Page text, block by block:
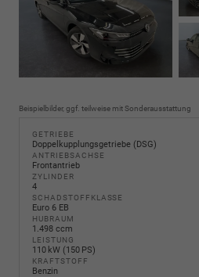
Beispielbilder, ggf. teilweise mit Sonderausstattung
GETRIEBE
Doppelkupplungsgetriebe (DSG)
ANTRIEBSACHSE
Frontantrieb
ZYLINDER
4
SCHADSTOFFKLASSE
Euro 6 EB
HUBRAUM
1.498 ccm
LEISTUNG
110 kW (150 PS)
KRAFTSTOFF
Benzin